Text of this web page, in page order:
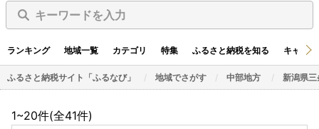
キーワードを入力
ランキング 地域一覧 カテゴリ 特集 ふるさと納税を知る キャン
ふるさと納税サイト「ふるなび」 地域でさがす 中部地方 新潟県三
1~20件(全41件)